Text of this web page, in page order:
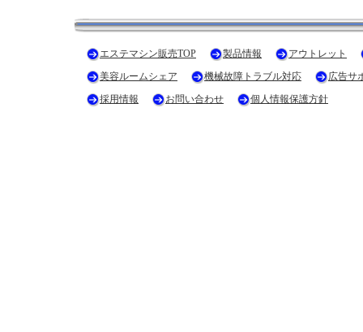
エステマシン販売TOP 製品情報
アウトレット
美容ルームシェア
機械故障トラブル対応
広告サ
採用情報
お問い合わせ 個人情報保護方針